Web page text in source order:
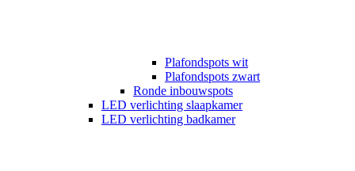
Plafondspots wit
Plafondspots zwart
Ronde inbouwspots
LED verlichting slaapkamer
LED verlichting badkamer